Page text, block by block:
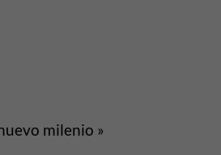
milenio »